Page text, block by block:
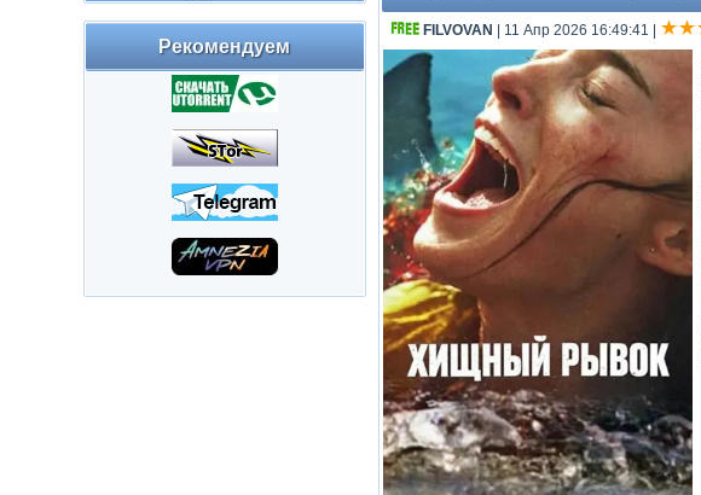
Рекомендуем
FILVOVAN | 11 Апр 2026 16:49:41